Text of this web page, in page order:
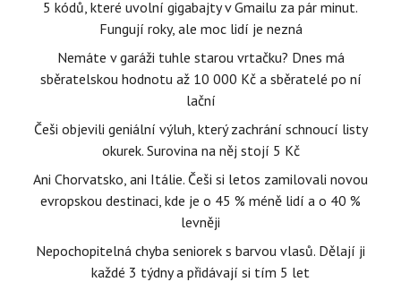
5 kódů, které uvolní gigabajty v Gmailu za pár minut.
Fungují roky, ale moc lidí je nezná
Nemáte v garáži tuhle starou vrtačku? Dnes má
sběratelskou hodnotu až 10 000 Kč a sběratelé po ní
lační
Češi objevili geniální výluh, který zachrání schnoucí listy
okurek. Surovina na něj stojí 5 Kč
Ani Chorvatsko, ani Itálie. Češi si letos zamilovali novou
evropskou destinaci, kde je o 45 % méně lidí a o 40 %
levněji
Nepochopitelná chyba seniorek s barvou vlasů. Dělají ji
každé 3 týdny a přidávají si tím 5 let